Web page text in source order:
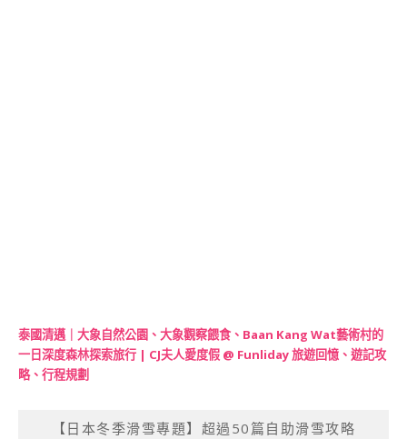
泰國清邁｜大象自然公園、大象觀察餵食、Baan Kang Wat藝術村的
一日深度森林探索旅行 | CJ夫人愛度假 @ Funliday 旅遊回憶、遊記攻
略、行程規劃
【日本冬季滑雪專題】超過50篇自助滑雪攻略